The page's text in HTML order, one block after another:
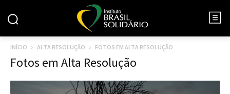
INÍCIO ALTA RESOLUÇÃO FOTOS EM ALTA RESOLUÇÃO
Fotos em Alta Resolução